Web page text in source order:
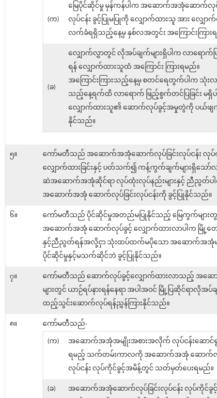
(က)
မြေပိုင်ဆိုင်မှု မှန်ကန်ပါက အဆောက်အအုံဆောက်လုပ်
လုပ်ငန်း ခွင့်ပြုမပြုကို လျှောက်ထားသူ အား လျှော
လက်ခံရရှိသည့်နေ့မှ နှစ်လအတွင်း အကြောင်းကြား
(ခ)
လျှောက်လွှာတွင် လိုအပ်ချက်များရှိပါက လာရောက်
ရန် လျှောက်ထားသူထံ အကြောင်း ကြားရမည်။
အကြောင်းကြားသည့်နေ့မှ စတင်ရေတွက်ပါက သုံး
သည့်နေ့ရက်ထိ လာရောက် ဖြည့်စွက်တင်ပြခြင်း မရှိ
လျှောက်ထားသူ၏ ဆောက်လုပ်ခွင့်အမှုတွဲကို ပယ်ဖျ
နိုင်သည်။
၅။
ကော်မတီသည် အဆောက်အအုံဆောက်လုပ်ခြင်းလုပ်ငန်း လုပ်
လျှောက်ထားခြင်းနှင့် ပတ်သက်၍ ကန့်ကွက်ချက်များရှိသေ
ဆဲအဆောက်အအုံဆိုင်ရာ လုပ်ထုံးလုပ်နည်းများနှင့် ညီညွတ်ပ
အဆောက်အအုံ ဆောက်လုပ်ခြင်းလုပ်ငန်းကို ခွင့်ပြုနိုင်သည်။
၆။
ကော်မတီသည် ပိုင်ဆိုင်မှုအတည်မပြုနိုင်သည့် မြေကွက်များ
အဆောက်အအုံ ဆောက်လုပ်ခွင့် လျှောက်ထားလာပါက မြို့တေ
နှင့်ညီညွတ်ရန်အလို့ငှာ သုံးထပ်ထက်မပိုသော အဆောက်အအုံမျ
ပိုင်ဆိုင်မှုနှင့်မသက်ဆိုင်ဘဲ ခွင့်ပြုနိုင်သည်။
၇။
ကော်မတီသည် ဆောက်လုပ်ခွင့်လျှောက်ထားလာသည့် အဆ
များတွင် ယာဉ်ရပ်နားရန်နေရာ အပါအဝင် မြို့ပြဆိုင်ရာလိုအပ်
ထည့်သွင်းဆောက်လုပ်ရန်ညွှန်ကြားနိုင်သည်။
၈။ ကော်မတီသည်-
(က)
အဆောက်အအုံအမျိုးအစားအလိုက် လုပ်ငန်းဆောင်ရွ
ရမည့် သက်တမ်းကာလကို အဆောက်အအုံ ဆောက်လုပ်
လုပ်ငန်း လုပ်ကိုင်ခွင့်အမိန့်တွင် သတ်မှတ်ပေးရမည်။
(ခ)
အဆောက်အအုံဆောက်လုပ်ခြင်းလုပ်ငန်း လုပ်ကိုင်ခွ